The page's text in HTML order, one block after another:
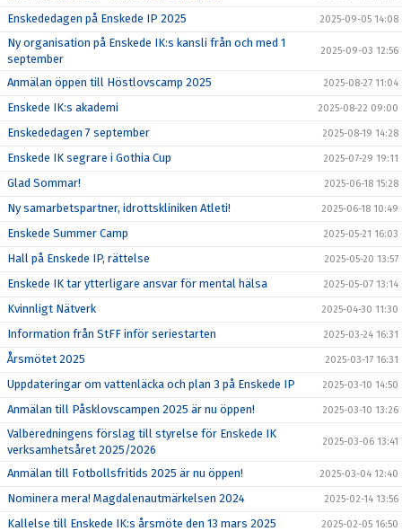
Enskededagen på Enskede IP 2025 2025-09-05 14:08
Ny organisation på Enskede IK:s kansli från och med 1
september
2025-09-03 12:56
Anmälan öppen till Höstlovscamp 2025 2025-08-27 11:04
Enskede IK:s akademi 2025-08-22 09:00
Enskededagen 7 september 2025-08-19 14:28
Enskede IK segrare i Gothia Cup 2025-07-29 19:11
Glad Sommar! 2025-06-18 15:28
Ny samarbetspartner, idrottskliniken Atleti! 2025-06-18 10:49
Enskede Summer Camp 2025-05-21 16:03
Hall på Enskede IP, rättelse 2025-05-20 13:57
Enskede IK tar ytterligare ansvar för mental hälsa 2025-05-07 13:14
Kvinnligt Nätverk 2025-04-30 11:30
Information från StFF inför seriestarten 2025-03-24 16:31
Årsmötet 2025 2025-03-17 16:31
Uppdateringar om vattenläcka och plan 3 på Enskede IP 2025-03-10 14:50
Anmälan till Påsklovscampen 2025 är nu öppen! 2025-03-10 13:26
Valberedningens förslag till styrelse för Enskede IK
verksamhetsåret 2025/2026
2025-03-06 13:41
Anmälan till Fotbollsfritids 2025 är nu öppen! 2025-03-04 12:40
Nominera mera! Magdalenautmärkelsen 2024 2025-02-14 13:56
Kallelse till Enskede IK:s årsmöte den 13 mars 2025 2025-02-05 16:50